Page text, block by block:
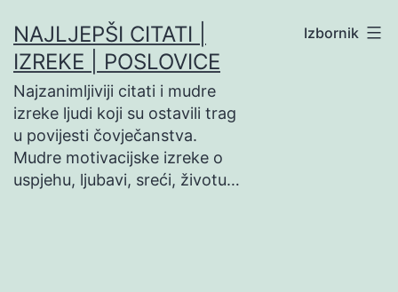
na
sadržaj
NAJLJEPŠI CITATI |
IZREKE | POSLOVICE
Najzanimljiviji citati i mudre
izreke ljudi koji su ostavili trag
u povijesti čovječanstva.
Mudre motivacijske izreke o
uspjehu, ljubavi, sreći, životu…
Izbornik